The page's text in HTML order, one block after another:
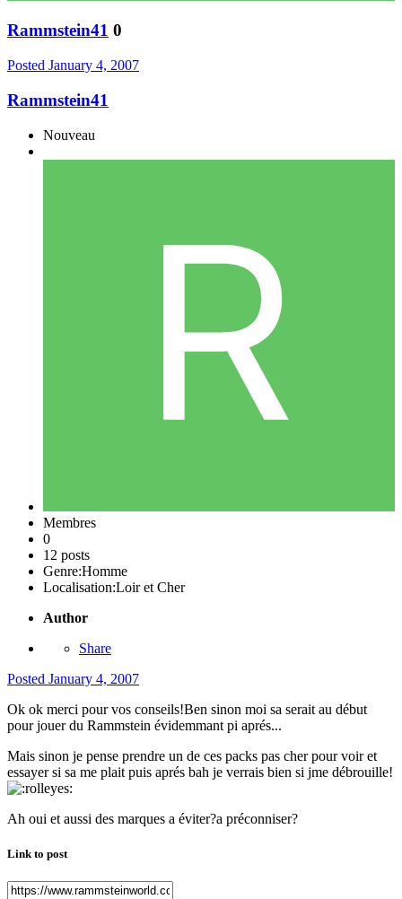
Rammstein41 0
Posted January 4, 2007
Rammstein41
Nouveau
Membres
0
12 posts
Genre:Homme
Localisation:Loir et Cher
Author
Share
Posted January 4, 2007
Ok ok merci pour vos conseils!Ben sinon moi sa serait au début
pour jouer du Rammstein évidemmant pi aprés...
Mais sinon je pense prendre un de ces packs pas cher pour voir et
essayer si sa me plait puis aprés bah je verrais bien si jme débrouille!
Ah oui et aussi des marques a éviter?a préconniser?
Link to post